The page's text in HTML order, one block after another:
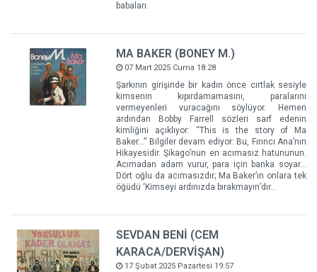
babaları.
MA BAKER (BONEY M.)
07 Mart 2025 Cuma 18:28
Şarkının girişinde bir kadın önce cırtlak sesiyle
kimsenin kıpırdamamasını, paralarını
vermeyenleri vuracağını söylüyor. Hemen
ardından Bobby Farrell sözleri sarf edenin
kimliğini açıklıyor: “This is the story of Ma
Baker…” Bilgiler devam ediyor: Bu, Fırıncı Ana’nın
Hikayesidir. Şikago’nun en acımasız hatununun.
Acımadan adam vurur, para için banka soyar…
Dört oğlu da acımasızdır; Ma Baker’ın onlara tek
öğüdü ‘Kimseyi ardınızda bırakmayın’dır...
SEVDAN BENİ (CEM
KARACA/DERVİŞAN)
17 Şubat 2025 Pazartesi 19:57